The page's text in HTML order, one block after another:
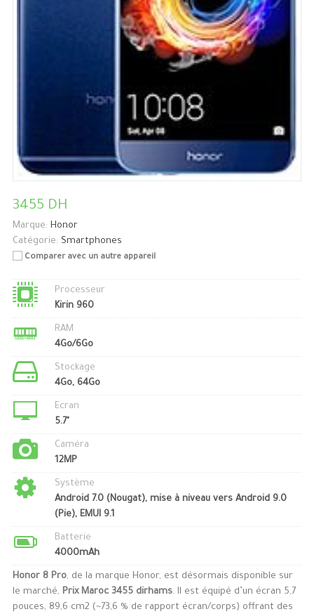
3455 DH
Marque: Honor
Catégorie: Smartphones
Comparer avec un autre appareil
Processeur
Kirin 960
RAM
4Go/6Go
Stockage
4Go, 64Go
Ecran
5.7"
Caméra
12MP
Système
Android 7.0 (Nougat), mise à niveau vers Android 9.0
(Pie), EMUI 9.1
Batterie
4000mAh
Honor 8 Pro, de la marque Honor, est désormais disponible sur
le marché, Prix Maroc 3455 dirhams. Il est équipé d’un écran 5,7
pouces, 89,6 cm2 (~73,6 % de rapport écran/corps) offrant des